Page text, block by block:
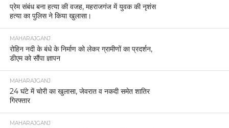
प्रेम संबंध बना हत्या की वजह, महराजगंज में युवक की नृशंस
हत्या का पुलिस ने किया खुलासा।
MAHARAJGANJ
रोहिन नदी के बंधे के निर्माण को लेकर ग्रामीणों का प्रदर्शन,
डीएम को सौंपा ज्ञापन
MAHARAJGANJ
24 घंटे में चोरी का खुलासा, जेवरात व नकदी समेत शातिर
गिरफ्तार
MAHARAJGANJ